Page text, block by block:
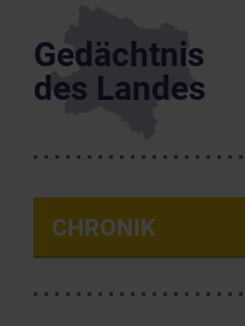
Gedächtnis
des Landes
CHRONIK